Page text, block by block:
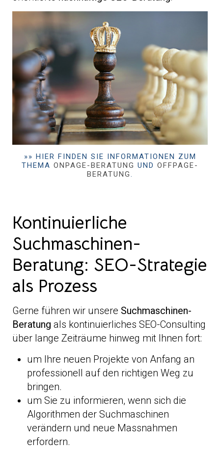
»» HIER FINDEN SIE INFORMATIONEN ZUM
THEMA ONPAGE-BERATUNG UND OFFPAGE-
BERATUNG.
Kontinuierliche
Suchmaschinen-
Beratung: SEO-Strategie
als Prozess
Gerne führen wir unsere Suchmaschinen-
Beratung als kontinuierliches SEO-Consulting
über lange Zeiträume hinweg mit Ihnen fort:
um Ihre neuen Projekte von Anfang an
professionell auf den richtigen Weg zu
bringen.
um Sie zu informieren, wenn sich die
Algorithmen der Suchmaschinen
verändern und neue Massnahmen
erfordern.